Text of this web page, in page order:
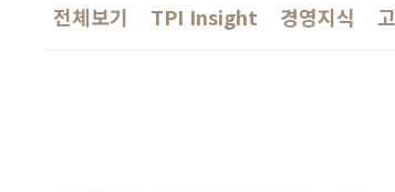
전체보기 TPI Insight 경영지식